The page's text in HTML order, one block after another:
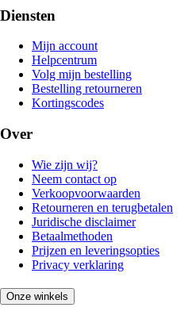
Diensten
Mijn account
Helpcentrum
Volg mijn bestelling
Bestelling retourneren
Kortingscodes
Over
Wie zijn wij?
Neem contact op
Verkoopvoorwaarden
Retourneren en terugbetalen
Juridische disclaimer
Betaalmethoden
Prijzen en leveringsopties
Privacy verklaring
Onze winkels